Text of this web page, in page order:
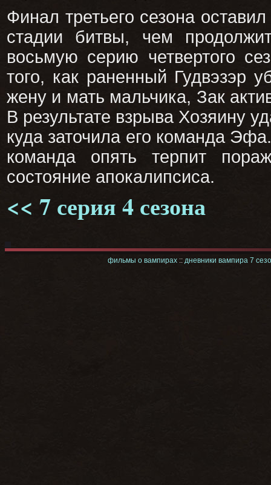
Финал третьего сезона
стадии битвы, чем
восьмую серию четвертого
того, как раненный Гудвэзэр
жену и мать мальчика, Зак
В результате взрыва Хозяину
куда заточила его команда
команда опять терпит
состояние апокалипсиса.
<< 7 серия 4 сезона
фильмы о вампирах :: дневники вампира 7